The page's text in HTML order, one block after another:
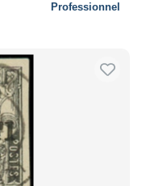
Professionnel